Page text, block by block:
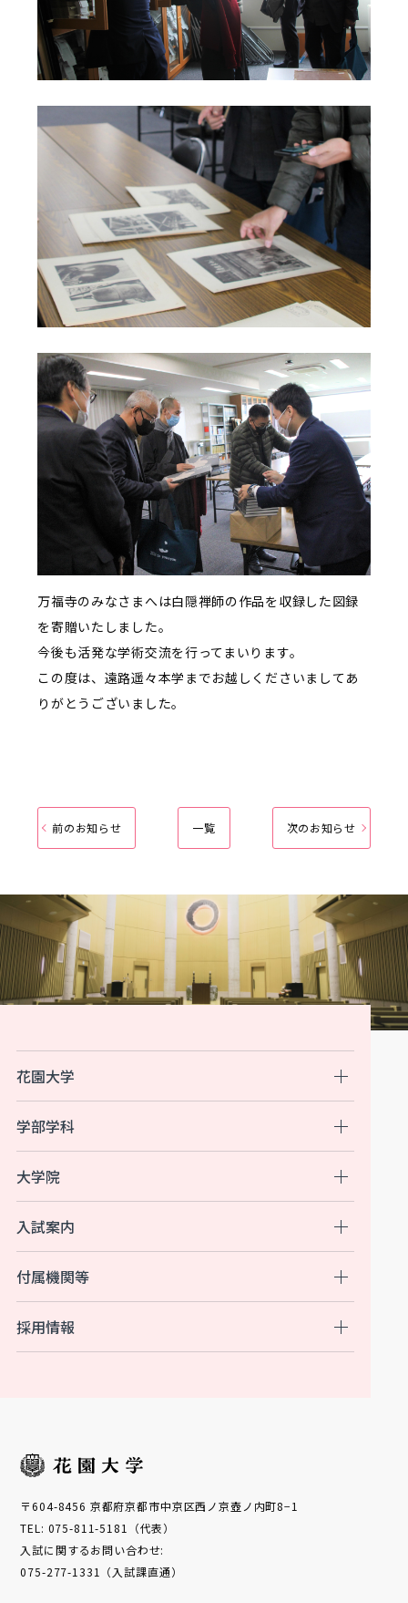
万福寺のみなさまへは白隠禅師の作品を収録した図録
を寄贈いたしました。
今後も活発な学術交流を行ってまいります。
この度は、遠路遥々本学までお越しくださいましてあ
りがとうございました。
前のお知らせ 一覧 次のお知らせ
花園大学
入試案内
付属機関等
学部学科
大学院
採用情報
〒604-8456 京都府京都市中京区西ノ京壺ノ内町8−1
TEL: 075-811-5181（代表）
入試に関するお問い合わせ:
075-277-1331（入試課直通）